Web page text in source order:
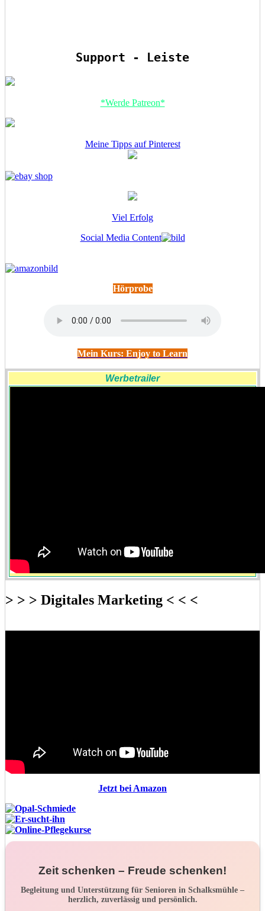
Support - Leiste
*Werde Patreon*
Meine Tipps auf Pinterest
Viel Erfolg
Social Media Content
Hörprobe
Mein Kurs: Enjoy to Learn
Werbetrailer
> > > Digitales Marketing < < <
Jetzt bei Amazon
Zeit schenken – Freude schenken!
Begleitung und Unterstützung für Senioren in Schalksmühle –
herzlich, zuverlässig und persönlich.